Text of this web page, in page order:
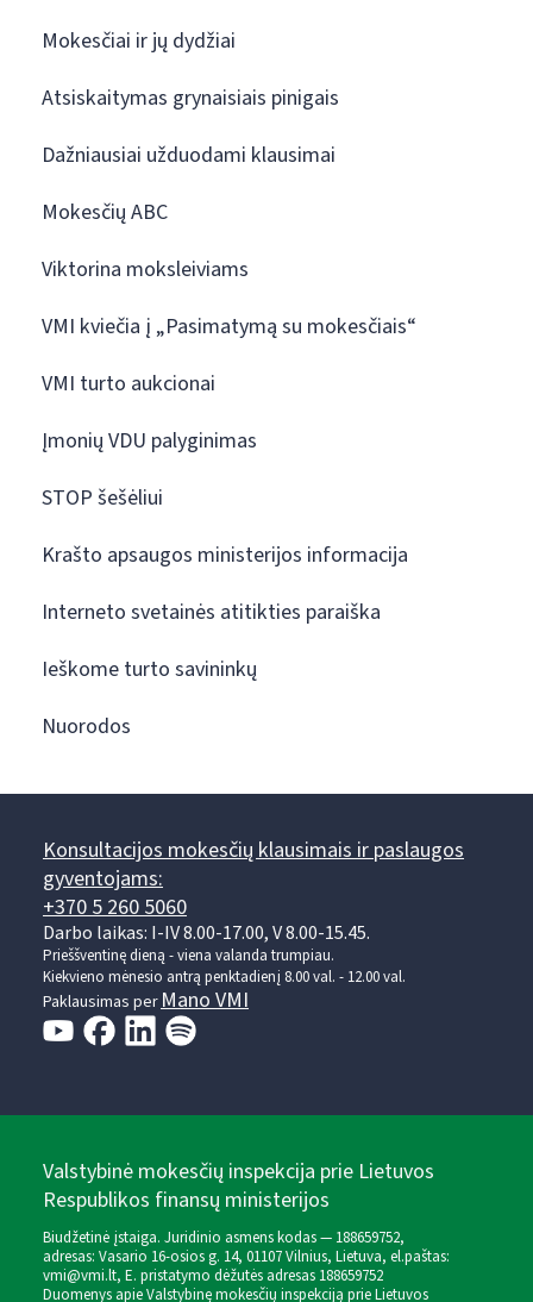
Mokesčiai ir jų dydžiai
Atsiskaitymas grynaisiais pinigais
Dažniausiai užduodami klausimai
Mokesčių ABC
Viktorina moksleiviams
VMI kviečia į „Pasimatymą su mokesčiais“
VMI turto aukcionai
Įmonių VDU palyginimas
STOP šešėliui
Krašto apsaugos ministerijos informacija
Interneto svetainės atitikties paraiška
Ieškome turto savininkų
Nuorodos
Konsultacijos mokesčių klausimais ir paslaugos
gyventojams:
+370 5 260 5060
Darbo laikas: I-IV 8.00-17.00, V 8.00-15.45.
Prieššventinę dieną - viena valanda trumpiau.
Kiekvieno mėnesio antrą penktadienį 8.00 val. - 12.00 val.
Paklausimas perMano VMI
Valstybinė mokesčių inspekcija prie Lietuvos
Respublikos finansų ministerijos
Biudžetinė įstaiga. Juridinio asmens kodas — 188659752,
adresas: Vasario 16-osios g. 14, 01107 Vilnius, Lietuva, el.paštas:
vmi@vmi.lt, E. pristatymo dėžutės adresas 188659752
Duomenys apie Valstybinę mokesčių inspekciją prie Lietuvos